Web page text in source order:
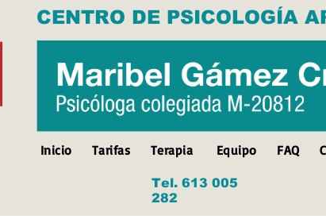
CENTRO DE PSICOLOGÍA
Inicio Tarifas Terapia Equipo FAQ
Tel. 613 005
282